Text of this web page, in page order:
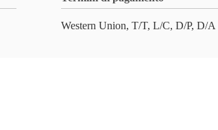
Western Union, T/T, L/C, D/P, D/A